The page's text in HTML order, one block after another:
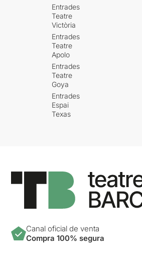
Entrades
Teatre
Victòria
Entrades
Teatre
Apolo
Entrades
Teatre
Goya
Entrades
Espai
Texas
Canal oficial de venta
Compra 100% segura